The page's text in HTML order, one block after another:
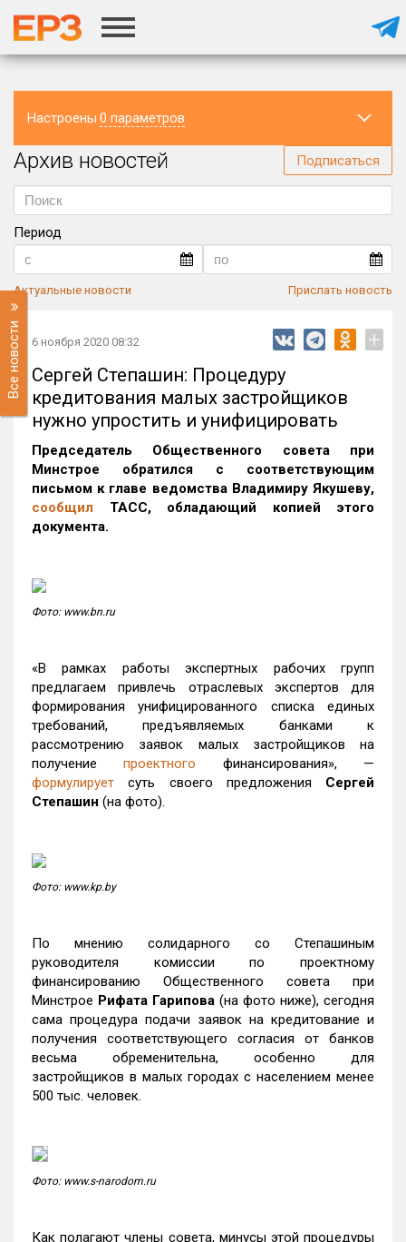
Настроены 0 параметров
Регион
Архив новостей Подписаться
Период
Актуальные новости Прислать новость
Все новости 6 ноября 2020 08:32 +
Сергей Степашин: Процедуру
кредитования малых застройщиков
нужно упростить и унифицировать
Председатель Общественного совета при
Минстрое обратился с соответствующим
письмом к главе ведомства Владимиру Якушеву,
сообщил ТАСС, обладающий копией этого
документа.
Фото: www.bn.ru
«В рамках работы экспертных рабочих групп
предлагаем привлечь отраслевых экспертов для
формирования унифицированного списка единых
требований, предъявляемых банками к
рассмотрению заявок малых застройщиков на
получениепроектного финансирования», —
формулирует суть своего предложения Сергей
Степашин (на фото).
Фото: www.kp.by
По мнению солидарного со Степашиным
руководителя комиссии по проектному
финансированию Общественного совета при
Минстрое Рифата Гарипова (на фото ниже), сегодня
сама процедура подачи заявок на кредитование и
получения соответствующего согласия от банков
весьма обременительна, особенно для
застройщиков в малых городах с населением менее
500 тыс. человек.
Фото: www.s-narodom.ru
Как полагают члены совета, минусы этой процедуры